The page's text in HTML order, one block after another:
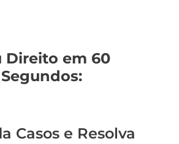
Direito em 60
Segundos:
Casos e Resolva